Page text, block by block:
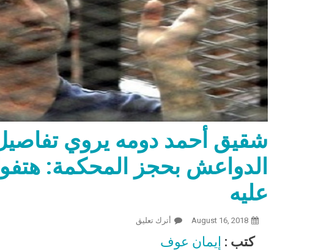
شقيق أحمد دومه يروي
الدواعش بحجز المحكمة:
عليه
August 16, 2018 أترك تعليق
كتب : إيمان عوف